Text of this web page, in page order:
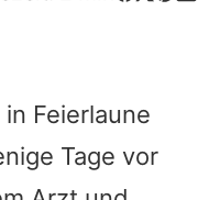
Feierlaune
Tage vor